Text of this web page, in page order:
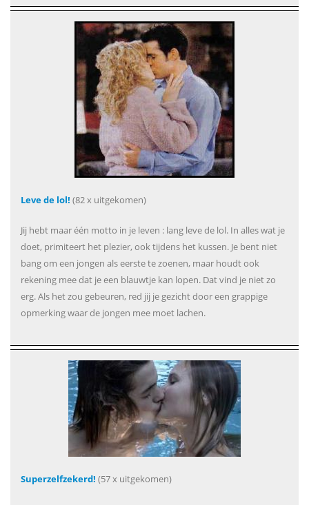
Leve de lol! (82 x uitgekomen)
Jij hebt maar één motto in je leven : lang leve de lol. In alles wat je
doet, primiteert het plezier, ook tijdens het kussen. Je bent niet
bang om een jongen als eerste te zoenen, maar houdt ook
rekening mee dat je een blauwtje kan lopen. Dat vind je niet zo
erg. Als het zou gebeuren, red jij je gezicht door een grappige
opmerking waar de jongen mee moet lachen.
Superzelfzekerd! (57 x uitgekomen)